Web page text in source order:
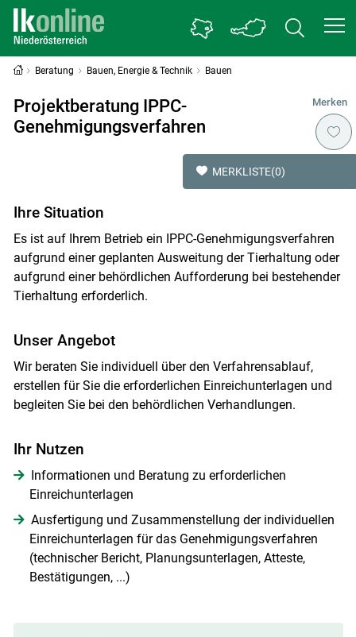
Beratung Bauen, Energie & Technik Bauen
Merken
Projektberatung IPPC-
Genehmigungsverfahren
MERKLISTE(0)
Ihre Situation
Es ist auf Ihrem Betrieb ein IPPC-Genehmigungsverfahren
aufgrund einer geplanten Ausweitung der Tierhaltung oder
aufgrund einer behördlichen Aufforderung bei bestehender
Tierhaltung erforderlich.
Unser Angebot
Wir beraten Sie individuell über den Verfahrensablauf,
erstellen für Sie die erforderlichen Einreichunterlagen und
begleiten Sie bei den behördlichen Verhandlungen.
Ihr Nutzen
Informationen und Beratung zu erforderlichen
Einreichunterlagen
Ausfertigung und Zusammenstellung der individuellen
Einreichunterlagen für das Genehmigungsverfahren
(technischer Bericht, Planungsunterlagen, Atteste,
Bestätigungen, ...)